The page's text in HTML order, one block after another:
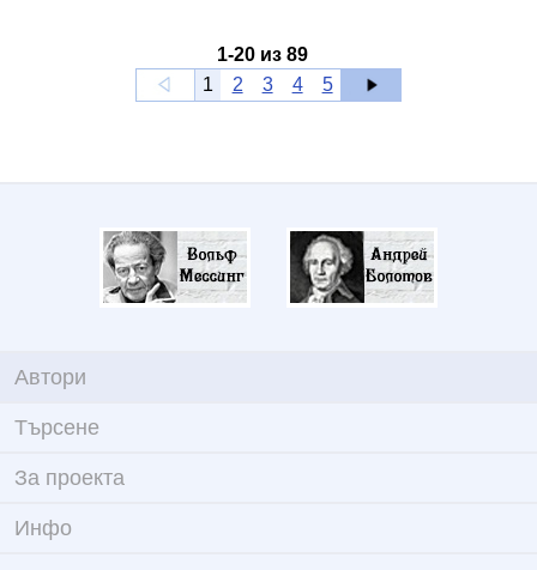
1-20 из 89
1
2 3 4 5
Автори
Търсене
За проекта
Инфо